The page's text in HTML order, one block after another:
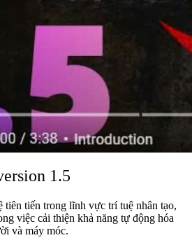
1.5
tiến trong lĩnh vực trí tuệ nhân tạo,
việc cải thiện khả năng tự động hóa
và máy móc.